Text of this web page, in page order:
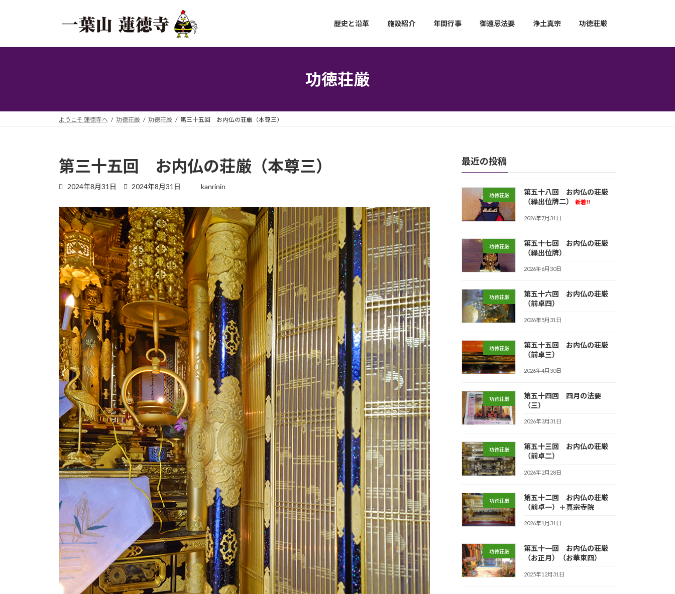
プ
動
歴史と沿革 施設紹介 年間行事 御遠忌法要 浄土真宗 功徳荘厳
功徳荘厳
ようこそ 蓮徳寺へ 功徳荘厳 功徳荘厳 第三十五回 お内仏の荘厳（本尊三）
第三十五回 お内仏の荘厳（本尊三）
2024年8月31日
最
更
新
日
時
:
2024年8月31日 kanrinin
最近の投稿
功徳荘厳
第五十八回 お内仏の荘厳
（繰出位牌二）
新着!!
2026年7月31日
功徳荘厳
第五十七回 お内仏の荘厳
（繰出位牌）
2026年6月30日
功徳荘厳
第五十六回 お内仏の荘厳
（前卓四）
2026年5月31日
功徳荘厳
第五十五回 お内仏の荘厳
（前卓三）
2026年4月30日
功徳荘厳
第五十四回 四月の法要
（三）
2026年3月31日
功徳荘厳
第五十三回 お内仏の荘厳
（前卓二）
2026年2月28日
功徳荘厳
第五十二回 お内仏の荘厳
（前卓一）＋真宗寺院
2026年1月31日
功徳荘厳
第五十一回 お内仏の荘厳
（お正月）（お華束四）
2025年12月31日